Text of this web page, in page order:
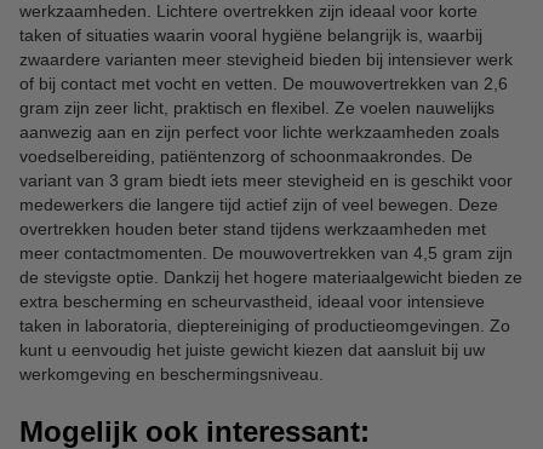
werkzaamheden. Lichtere overtrekken zijn ideaal voor korte
taken of situaties waarin vooral hygiëne belangrijk is, waarbij
zwaardere varianten meer stevigheid bieden bij intensiever werk
of bij contact met vocht en vetten. De mouwovertrekken van 2,6
gram zijn zeer licht, praktisch en flexibel. Ze voelen nauwelijks
aanwezig aan en zijn perfect voor lichte werkzaamheden zoals
voedselbereiding, patiëntenzorg of schoonmaakrondes. De
variant van 3 gram biedt iets meer stevigheid en is geschikt voor
medewerkers die langere tijd actief zijn of veel bewegen. Deze
overtrekken houden beter stand tijdens werkzaamheden met
meer contactmomenten. De mouwovertrekken van 4,5 gram zijn
de stevigste optie. Dankzij het hogere materiaalgewicht bieden ze
extra bescherming en scheurvastheid, ideaal voor intensieve
taken in laboratoria, dieptereiniging of productieomgevingen. Zo
kunt u eenvoudig het juiste gewicht kiezen dat aansluit bij uw
werkomgeving en beschermingsniveau.
Mogelijk ook interessant: